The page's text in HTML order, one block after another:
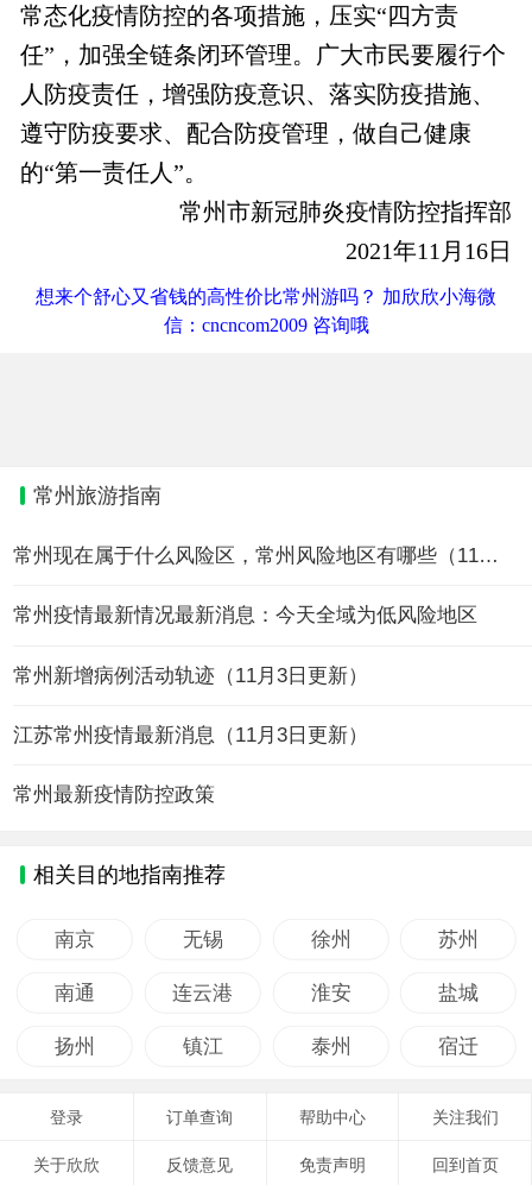
常态化疫情防控的各项措施，压实“四方责
任”，加强全链条闭环管理。广大市民要履行个
人防疫责任，增强防疫意识、落实防疫措施、
遵守防疫要求、配合防疫管理，做自己健康
的“第一责任人”。
常州市新冠肺炎疫情防控指挥部
2021年11月16日
想来个舒心又省钱的高性价比常州游吗？ 加欣欣小海微
信：cncncom2009 咨询哦
常州旅游指南
常州现在属于什么风险区，常州风险地区有哪些（11月17日消息
常州疫情最新情况最新消息：今天全域为低风险地区
常州新增病例活动轨迹（11月3日更新）
江苏常州疫情最新消息（11月3日更新）
常州最新疫情防控政策
相关目的地指南推荐
南京 无锡 徐州 苏州
南通 连云港 淮安 盐城
扬州 镇江 泰州 宿迁
登录 订单查询 帮助中心 关注我们
关于欣欣 反馈意见 免责声明 回到首页